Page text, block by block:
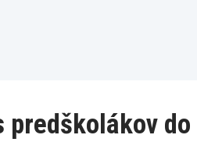
predškolákov do